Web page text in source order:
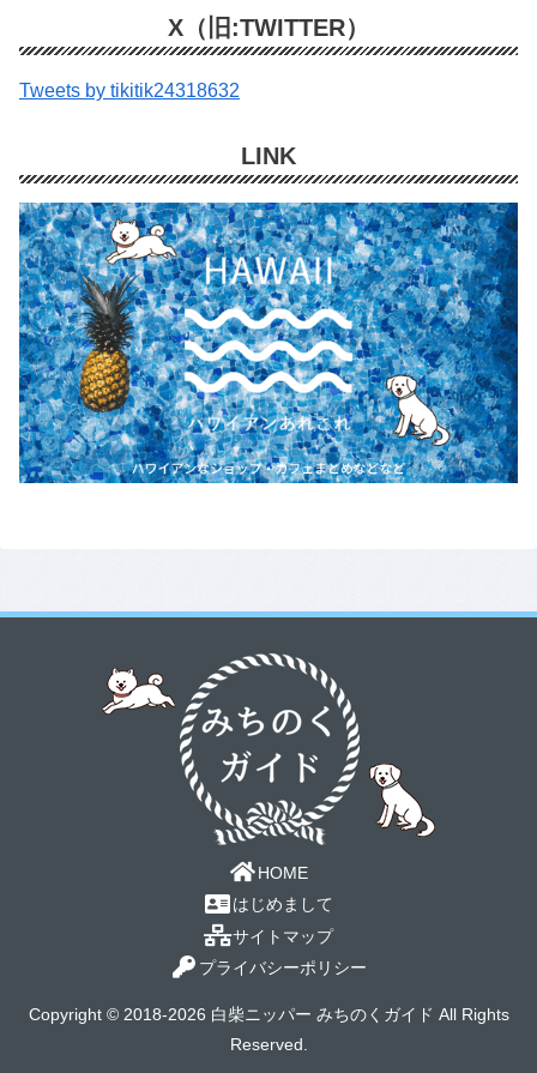
X（旧:TWITTER）
Tweets by tikitik24318632
LINK
HOME
はじめまして
サイトマップ
プライバシーポリシー
Copyright © 2018-2026 白柴ニッパー みちのくガイド All Rights
Reserved.